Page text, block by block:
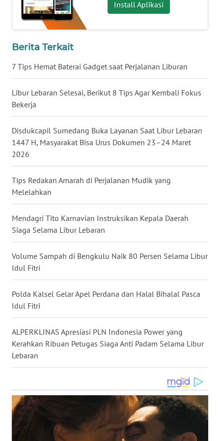
Install Aplikasi
Berita Terkait
7 Tips Hemat Baterai Gadget saat Perjalanan Liburan
Libur Lebaran Selesai, Berikut 8 Tips Agar Kembali Fokus
Bekerja
Disdukcapil Sumedang Buka Layanan Saat Libur Lebaran
1447 H, Masyarakat Bisa Urus Dokumen 23–24 Maret
2026
Tips Redakan Amarah di Perjalanan Mudik yang
Melelahkan
Mendagri Tito Karnavian Instruksikan Kepala Daerah
Siaga Selama Libur Lebaran
Volume Sampah di Bengkulu Naik 80 Persen Selama Libur
Idul Fitri
Polda Kalsel Gelar Apel Perdana dan Halal Bihalal Pasca
Idul Fitri
ALPERKLINAS Apresiasi PLN Indonesia Power yang
Kerahkan Ribuan Petugas Siaga Anti Padam Selama Libur
Lebaran
WN
SERAMBI
WN
JAMBI
WN
NTB
WN
BABEL
WN
SUMBAR
WN
SUMSEL
WN
BENGKULU
LAMPUNG